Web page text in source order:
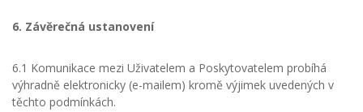
6. Závěrečná ustanovení
6.1 Komunikace mezi Uživatelem a Poskytovatelem probíhá
výhradně elektronicky (e-mailem) kromě výjimek uvedených v
těchto podmínkách.